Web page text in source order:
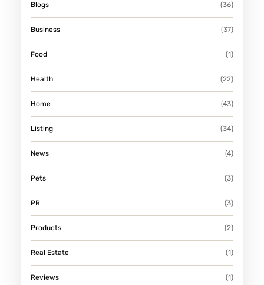
Blogs (36)
Business (37)
Food (1)
Health (22)
Home (43)
Listing (34)
News (4)
Pets (3)
PR (3)
Products (2)
Real Estate (1)
Reviews (1)